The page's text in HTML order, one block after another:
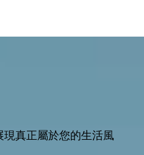
真正屬於您的生活風